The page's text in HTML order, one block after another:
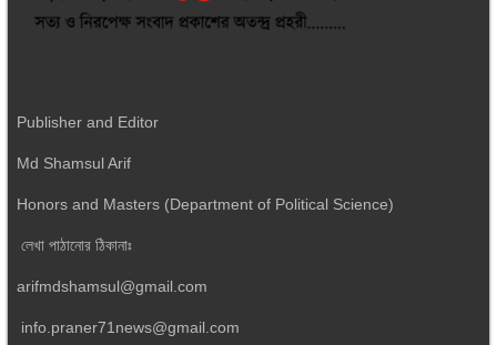
Publisher and Editor
Md Shamsul Arif
Honors and Masters (Department of Political Science)
লেখা পাঠানোর ঠিকানাঃ
arifmdshamsul@gmail.com
info.praner71news@gmail.com